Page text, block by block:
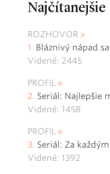
Najčítanejšie
ROZHOVOR
Bláznivý nápad
Videné: 2445
PROFIL
Seriál: Najlepšie
Videné: 1458
PROFIL
Seriál: Za
Videné: 1392